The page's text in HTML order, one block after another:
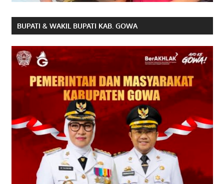
BUPATI & WAKIL BUPATI KAB. GOWA